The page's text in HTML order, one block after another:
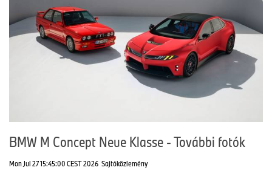
*Az új modellek a 2025. novemberi vagy decemberi gyártástól
kezdődően érhetők el.
A sajtóközleményben szereplő felszereltségi tételek, csomagok és
szintek, műszaki adatok, illetve kombinált üzemanyag-
fogyasztásra, energiafogyasztásra és károsanyag-kibocsátásra
vonatkozó értékek a németországi piacon elérhető ajánlatokat
BMW M Concept Neue Klasse - További fotók
Mon Jul 27 15:45:00 CEST 2026 Sajtóközlemény